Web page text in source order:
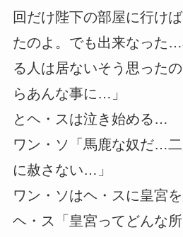
回だけ陛下の部屋に行け
たのよ。でも出来なった…
る人は居ないそう思った
らあんな事に…」
とヘ・スは泣き始める…
ワン・ソ「馬鹿な奴だ…
に赦さない…」
ワン・ソはヘ・スに皇宮
ヘ・ス「皇宮ってどんな所